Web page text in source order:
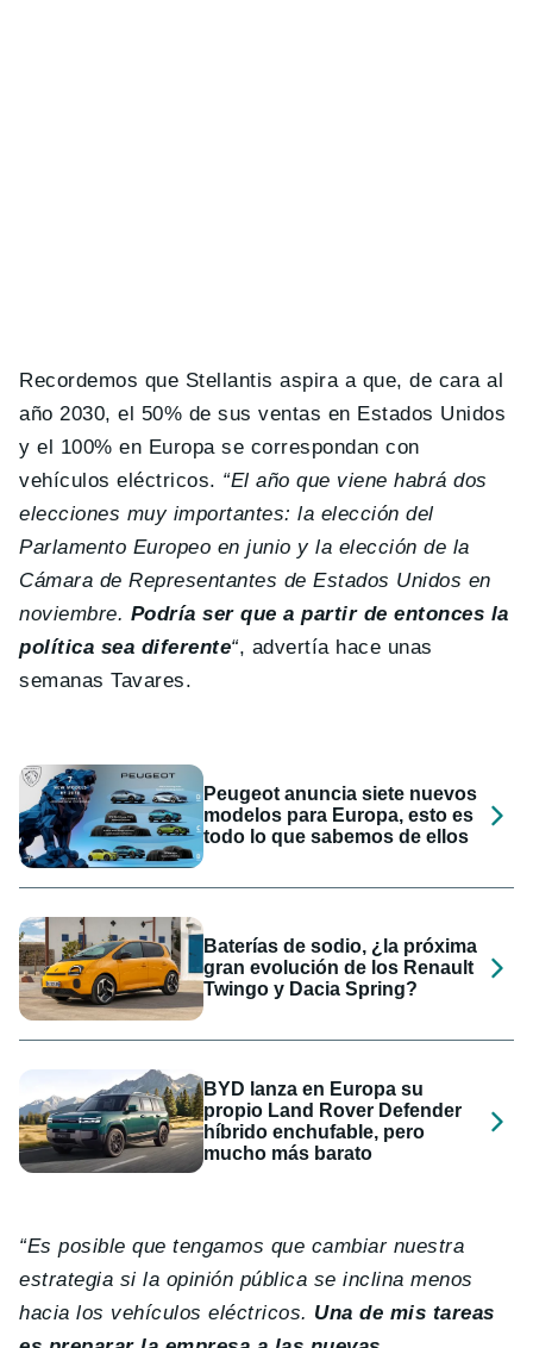
Recordemos que Stellantis aspira a que, de cara al
año 2030, el 50% de sus ventas en Estados Unidos
y el 100% en Europa se correspondan con
vehículos eléctricos. “El año que viene habrá dos
elecciones muy importantes: la elección del
Parlamento Europeo en junio y la elección de la
Cámara de Representantes de Estados Unidos en
noviembre. Podría ser que a partir de entonces la
política sea diferente“, advertía hace unas
semanas Tavares.
Peugeot anuncia siete nuevos
modelos para Europa, esto es
todo lo que sabemos de ellos
Baterías de sodio, ¿la próxima
gran evolución de los Renault
Twingo y Dacia Spring?
BYD lanza en Europa su
propio Land Rover Defender
híbrido enchufable, pero
mucho más barato
“Es posible que tengamos que cambiar nuestra
estrategia si la opinión pública se inclina menos
hacia los vehículos eléctricos. Una de mis tareas